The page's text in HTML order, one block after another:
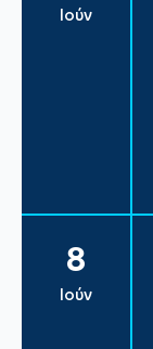
Ιούν
8
Ιούν